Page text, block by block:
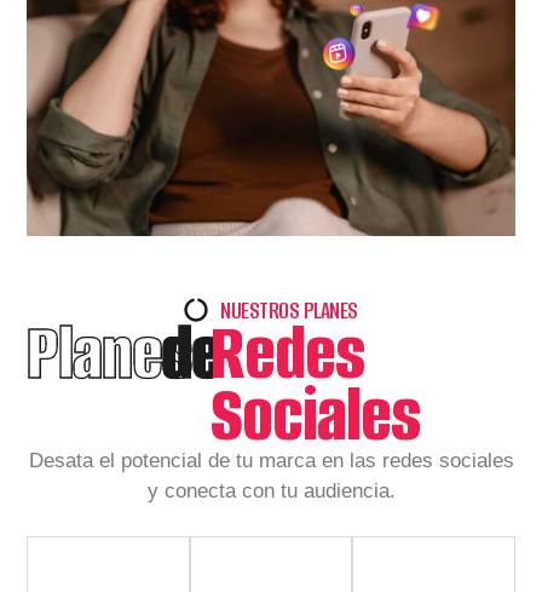
NUESTROS PLANES
PlanesdeRedes
Sociales
Desata el potencial de tu marca en las redes sociales
y conecta con tu audiencia.